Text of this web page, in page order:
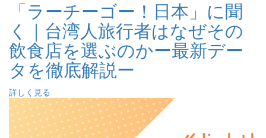
「ラーチーゴー！日本」に聞
く｜台湾人旅行者はなぜその
飲食店を選ぶのかー最新デー
タを徹底解説ー
詳しく見る